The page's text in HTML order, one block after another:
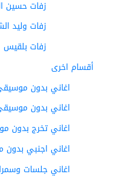
زفات حسين
زفات وليد
زفات بلقيس
أقسام اخرى
اغاني بدون موسيقى
اغاني بدون
اغاني تخرج بدون
اغاني اجنبي بدون
اغاني جلسات